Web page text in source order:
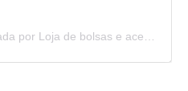
Uma publicação compartilhada por Loja de bolsas e acessórios (@lavi.storebag)